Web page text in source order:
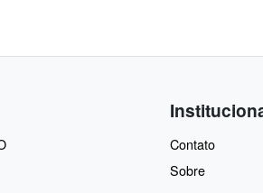
Contato
Sobre